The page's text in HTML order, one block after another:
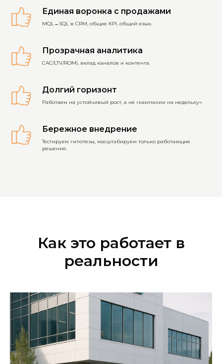
компании.
Единая воронка с продажами
MQL→SQL в CRM, общие KPI, общий язык.
Прозрачная аналитика
CAC/LTV/ROMI, вклад каналов и контента.
Долгий горизонт
Работаем на устойчивый рост, а не «кампании на недельку».
Бережное внедрение
Тестируем гипотезы, масштабируем только работающие
решения.
Как это работает в
реальности